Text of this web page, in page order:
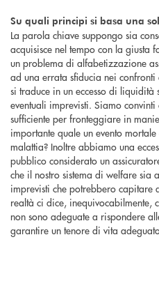
Su quali principi si basa una
La parola chiave suppongo sia
acquisisce nel tempo con la giusta
un problema di alfabetizzazione
ad una errata sfiducia nei
si traduce in un eccesso di
eventuali imprevisti. Siamo
sufficiente per fronteggiare in
importante quale un evento
malattia? Inoltre abbiamo una
pubblico considerato un
che il nostro sistema di welfare sia
imprevisti che potrebbero capitare
realtà ci dice, inequivocabilmente,
non sono adeguate a rispondere
garantire un tenore di vita